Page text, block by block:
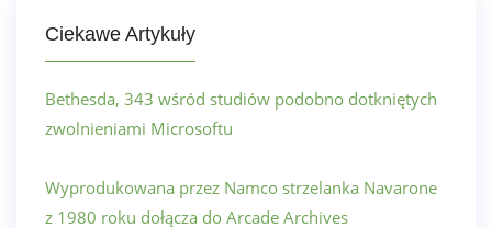
Ciekawe Artykuły
Bethesda, 343 wśród studiów podobno dotkniętych
zwolnieniami Microsoftu
Wyprodukowana przez Namco strzelanka Navarone
z 1980 roku dołącza do Arcade Archives